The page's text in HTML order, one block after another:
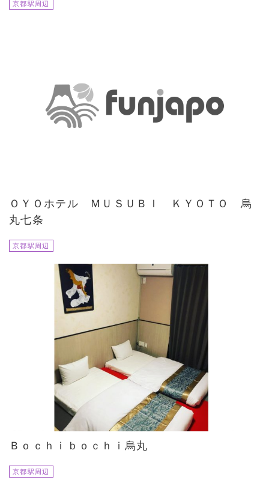
京都駅周辺
ＯＹＯホテル ＭＵＳＵＢＩ ＫＹＯＴＯ 烏
丸七条
京都駅周辺
Ｂｏｃｈｉｂｏｃｈｉ烏丸
京都駅周辺